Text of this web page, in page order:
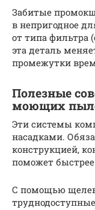
Забитые
в непригодное
от типа фильтра
эта деталь
промежутки
Полезные
моющих
Эти системы
насадками.
конструкцией,
поможет
С помощью